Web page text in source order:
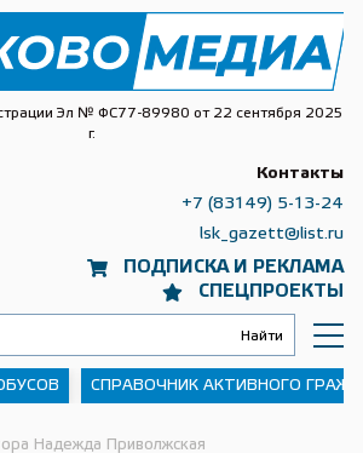
Эл № ФС77-89980 от 22 сентября 2025
г.
ПОДПИСКА И РЕКЛАМА
СПЕЦПРОЕКТЫ
Контакты
+7 (83149) 5-13-24
lsk_gazett@list.ru
СПРАВОЧНИК АКТИВНОГО
Надежда Приволжская